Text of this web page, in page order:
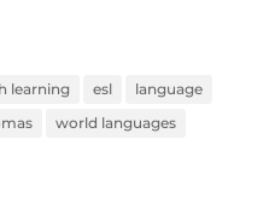
learning esl
language
world languages